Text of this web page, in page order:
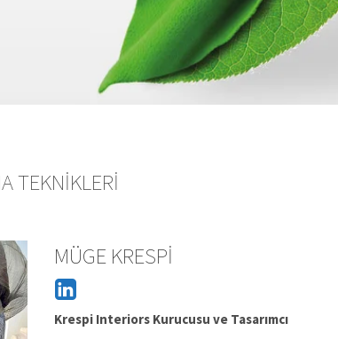
TEKNIKLERI
MÜGE KRESPI
Müge
Krespi
Krespi Interiors Kurucusu ve Tasarımcı